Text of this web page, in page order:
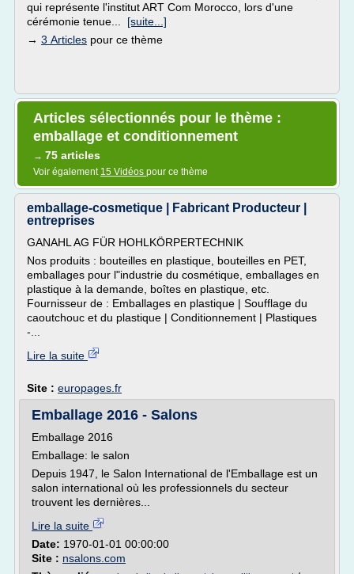
qui représente l'institut ART Com Morocco, lors d'une
cérémonie tenue... [suite...]
→ 3 Articles pour ce thème
Articles sélectionnés pour le thème :
emballage et conditionnement
→ 75 articles
Voir également 15 Vidéos pour ce thème
emballage-cosmetique | Fabricant Producteur |
entreprises
GANAHL AG FÜR HOHLKÖRPERTECHNIK
Nos produits : bouteilles en plastique, bouteilles en PET,
emballages pour l"industrie du cosmétique, emballages en
plastique à la demande, boîtes en plastique, etc.
Fournisseur de : Emballages en plastique | Soufflage du
caoutchouc et du plastique | Conditionnement | Plastiques
-...
Lire la suite
Site : europages.fr
Emballage 2016 - Salons
Emballage 2016
Emballage: le salon
Depuis 1947, le Salon International de l'Emballage est un
salon international où les professionnels du secteur
trouvent les dernières...
Lire la suite
Date: 1970-01-01 00:00:00
Site : nsalons.com